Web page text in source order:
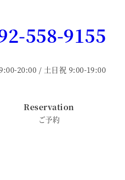
558-9155
20:00 / 土日祝 9:00-19:00
Reservation
ご予約